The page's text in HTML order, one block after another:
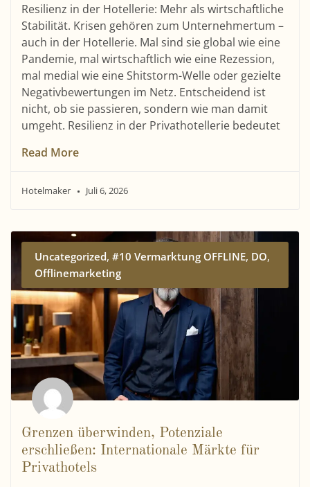
Resilienz in der Hotellerie: Mehr als wirtschaftliche
Stabilität. Krisen gehören zum Unternehmertum –
auch in der Hotellerie. Mal sind sie global wie eine
Pandemie, mal wirtschaftlich wie eine Rezession,
mal medial wie eine Shitstorm-Welle oder gezielte
Negativbewertungen im Netz. Entscheidend ist
nicht, ob sie passieren, sondern wie man damit
umgeht. Resilienz in der Privathotellerie bedeutet
Read More
Hotelmaker Juli 6, 2026
Uncategorized,#10 Vermarktung OFFLINE, DO,
Offlinemarketing
Grenzen überwinden, Potenziale
erschließen: Internationale Märkte für
Privathotels